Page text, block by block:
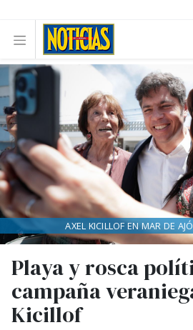
Playa y rosca
campaña
Kicillof
AXEL KICILLOF EN MAR DE